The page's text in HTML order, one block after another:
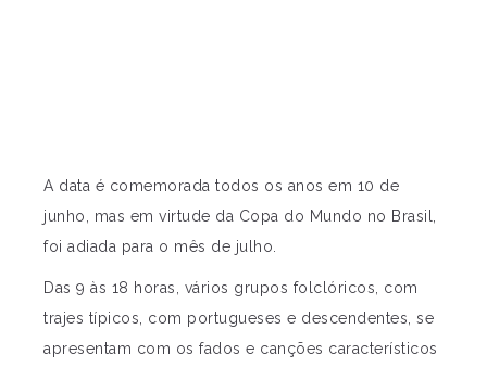
A data é comemorada todos os anos em 10 de
junho, mas em virtude da Copa do Mundo no Brasil,
foi adiada para o mês de julho.
Das 9 às 18 horas, vários grupos folclóricos, com
trajes típicos, com portugueses e descendentes, se
apresentam com os fados e canções característicos